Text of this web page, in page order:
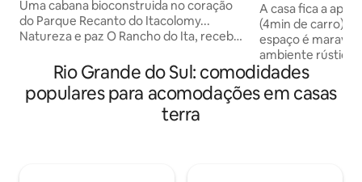
Uma cabana bioconstruida no coração
do Parque Recanto do Itacolomy...
Natureza e paz O Rancho do Ita, recebe
do Itacolomi, suas paredes são de barro
e seus móveis feitos a mão... A
rusticidade contrasta com uma
decoração charmosa e muito
A casa fica a
(4min de carro)
espaço é
ambiente rústico
causa da área
natureza
É ideal para
Rio Grande do Sul: comodidades
populares para acomodações em casas
terra